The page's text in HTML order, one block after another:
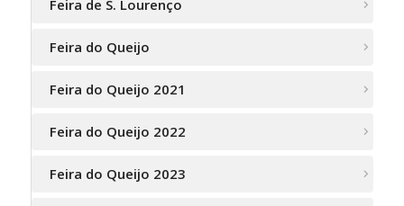
Feira de S. Lourenço
Feira do Queijo
Feira do Queijo 2021
Feira do Queijo 2022
Feira do Queijo 2023